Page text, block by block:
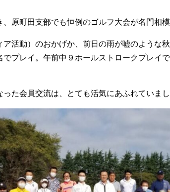
、原町田支部でも恒例のゴルフ大会が名門相
ア活動）のおかげか、前日の雨が嘘のような
プレイ。午前中９ホールストロークプレイ
た会員交流は、とても活気にあふれていまし